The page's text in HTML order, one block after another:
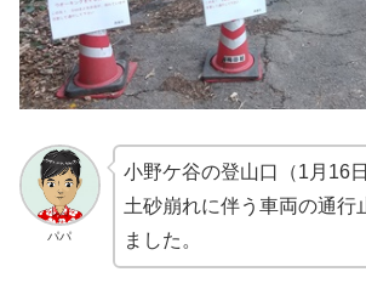
パパ
小野ケ谷の登山口（1月16
土砂崩れに伴う車両の通行
ました。